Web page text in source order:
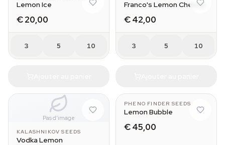
Lemon Ice
€ 20,00
3 5 10
Franco's Lemon Cheese
€ 42,00
3 5 10
Pas d’image
KALASHNIKOV SEEDS
Vodka Lemon
PHENO FINDER SEEDS
Lemon Bubble
€ 45,00